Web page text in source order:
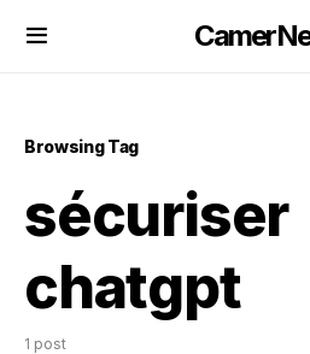
Browsing Tag
sécuriser
chatgpt
1 post